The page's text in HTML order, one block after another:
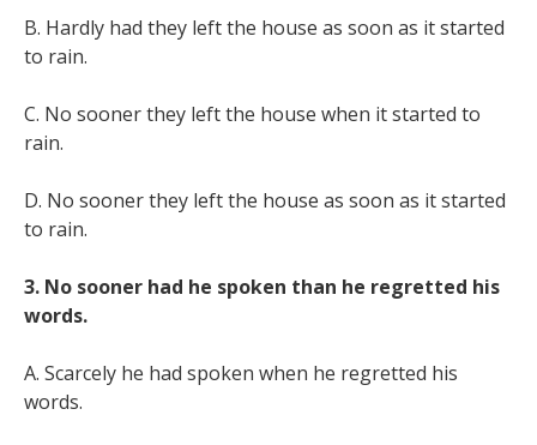
B. Hardly had they left the house as soon as it started
to rain.
C. No sooner they left the house when it started to
rain.
D. No sooner they left the house as soon as it started
to rain.
3. No sooner had he spoken than he regretted his
words.
A. Scarcely he had spoken when he regretted his
words.